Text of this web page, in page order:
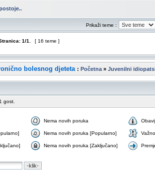
Prikaži teme :
1/1 [ 16 teme ]
bolesnog djeteta : Početna » Juvenilni
gost.
Nema novih poruka
Nema novih poruka [Popularno] Važno
Nema novih poruka [Zaključano]